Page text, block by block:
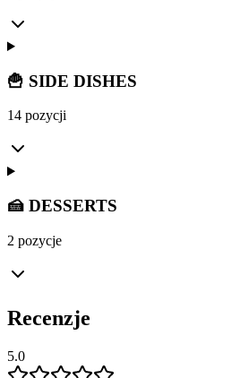
🍟 SIDE DISHES
14 pozycji
🍰 DESSERTS
2 pozycje
Recenzje
5.0